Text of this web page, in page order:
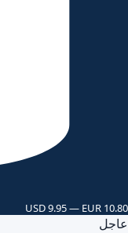
USD 9.95 — EUR 10.80
عاجل